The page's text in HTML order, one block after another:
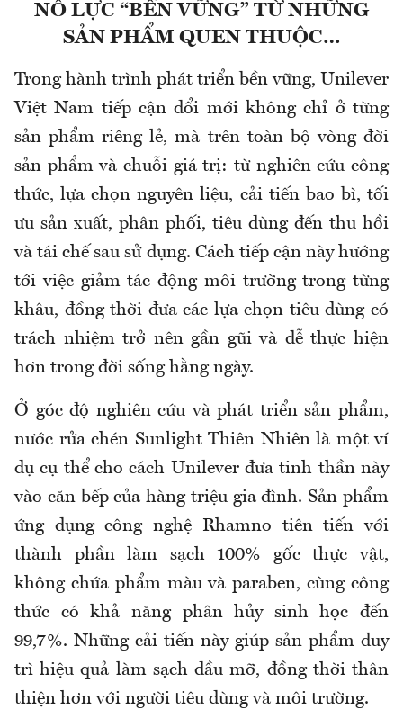
NỖ LỰC “BỀN VỮNG” TỪ NHỮNG
SẢN PHẨM QUEN THUỘC…
Trong hành trình phát triển bền vững, Unilever
Việt Nam tiếp cận đổi mới không chỉ ở từng
sản phẩm riêng lẻ, mà trên toàn bộ vòng đời
sản phẩm và chuỗi giá trị: từ nghiên cứu công
thức, lựa chọn nguyên liệu, cải tiến bao bì, tối
ưu sản xuất, phân phối, tiêu dùng đến thu hồi
và tái chế sau sử dụng. Cách tiếp cận này hướng
tới việc giảm tác động môi trường trong từng
khâu, đồng thời đưa các lựa chọn tiêu dùng có
trách nhiệm trở nên gần gũi và dễ thực hiện
hơn trong đời sống hằng ngày.
Ở góc độ nghiên cứu và phát triển sản phẩm,
nước rửa chén Sunlight Thiên Nhiên là một ví
dụ cụ thể cho cách Unilever đưa tinh thần này
vào căn bếp của hàng triệu gia đình. Sản phẩm
ứng dụng công nghệ Rhamno tiên tiến với
thành phần làm sạch 100% gốc thực vật,
không chứa phẩm màu và paraben, cùng công
thức có khả năng phân hủy sinh học đến
99,7%. Những cải tiến này giúp sản phẩm duy
trì hiệu quả làm sạch dầu mỡ, đồng thời thân
thiện hơn với người tiêu dùng và môi trường.